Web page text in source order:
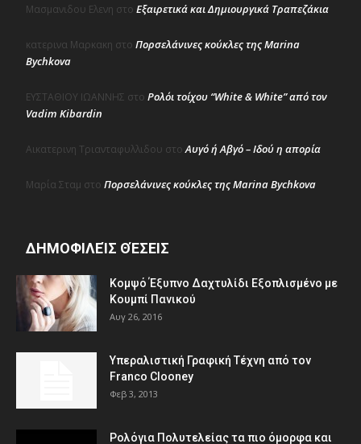
Μασμανιδου Ελενη στο Εξαιρετικά και Δημιουργικά Τραπεζάκια
κατερινα Μαρκακη στο Πορσελάνινες κούκλες της Marina
Bychkova
ΕΥΣΤΑΘΙΟΥ ΙΩΑΝΝΗΣ στο Ρολόι τοίχου “White & White” από τον
Vadim Kibardin
Αικατερινη Τριανταφυλλιδου στοΑυγό ή Αβγό – Ιδού η απορία
Μαρία Σταμ στο Πορσελάνινες κούκλες της Marina Bychkova
ΔΗΜΟΦΙΛΕΊΣ ΘΈΣΕΙΣ
Κομψό Έξυπνο Δαχτυλίδι Εξοπλισμένο με
Κουμπί Πανικού
Αυγ 26, 2016
Υπεραλιστική Γραφική Τέχνη από τον
Franco Clooney
Φεβ 3, 2013
Ρολόγια Πολυτελείας τα πιο όμορφα και